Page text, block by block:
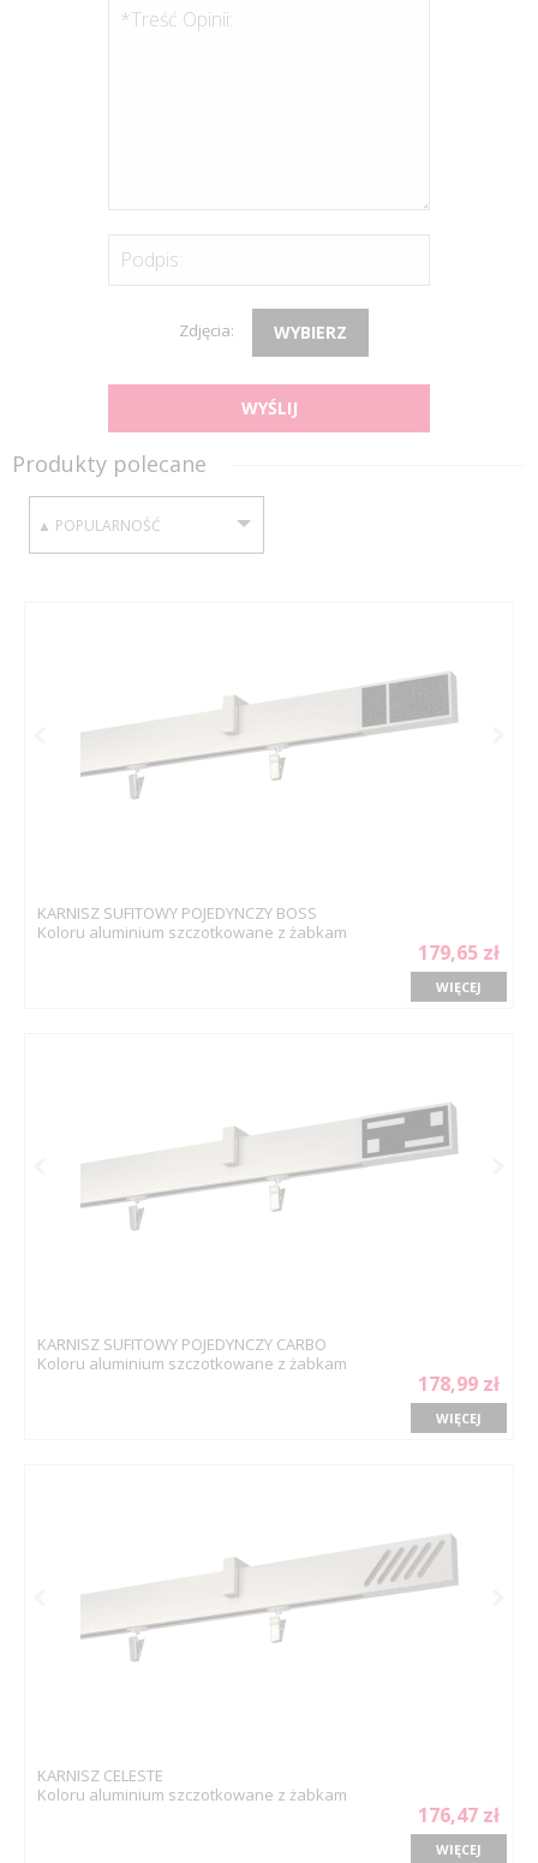
*Treść Opinii:
Podpis:
Zdjęcia: WYBIERZ
WYŚLIJ
Produkty polecane
SORTUJ WEDŁUG:
KARNISZ SUFITOWY POJEDYNCZY BOSS
Koloru aluminium szczotkowane z żabkam
179,65 zł
WIĘCEJ
KARNISZ SUFITOWY POJEDYNCZY CARBO
Koloru aluminium szczotkowane z żabkam
178,99 zł
WIĘCEJ
KARNISZ CELESTE
Koloru aluminium szczotkowane z żabkam
176,47 zł
WIĘCEJ